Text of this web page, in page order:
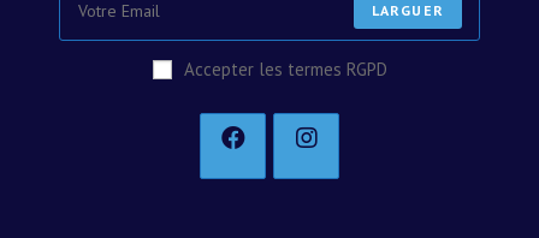
LARGUER
Accepter les termes RGPD